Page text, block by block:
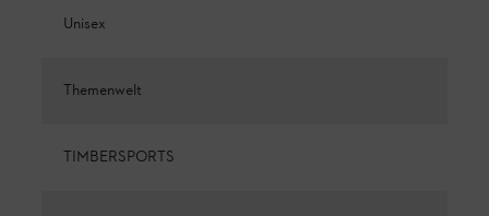
Unisex
Themenwelt
TIMBERSPORTS